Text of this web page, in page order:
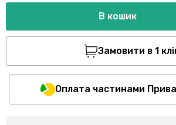
В кошик
Замовити в 1
Оплата частинами